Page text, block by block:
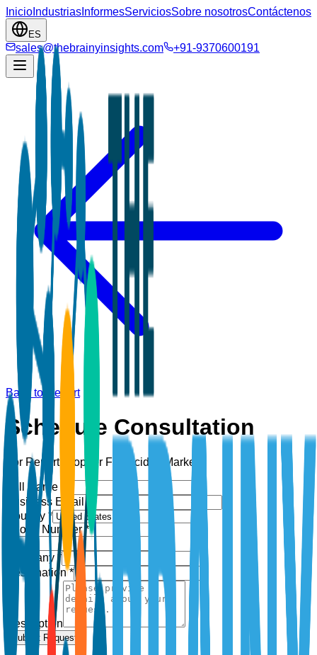
Inicio Industrias InformesServiciosSobre nosotrosContáctenos
ES
sales@thebrainyinsights.com +91-9370600191
Back to Report
Schedule Consultation
For Report: Copper Fungicides Market
Full Name *
Business Email *
Country *
Phone Number *
Company *
Designation *
Description
Submit Request